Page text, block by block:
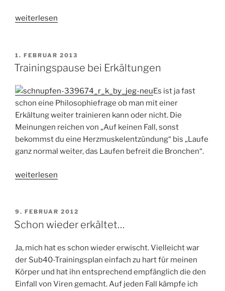
„Das
nichts
mit
weiterlesen
VERÖFFENTLICHT
AM
1. FEBRUAR 2013
Trainingspause bei Erkältungen
Es ist ja fast
schon eine Philosophiefrage ob man mit einer
Erkältung weiter trainieren kann oder nicht. Die
Meinungen reichen von „Auf keinen Fall, sonst
bekommst du eine Herzmuskelentzündung“ bis „Laufe
ganz normal weiter, das Laufen befreit die Bronchen“.
„Trainingspause
weiterlesen
VERÖFFENTLICHT
AM
9. FEBRUAR 2012
Schon wieder erkältet…
Ja, mich hat es schon wieder erwischt. Vielleicht war
der Sub40-Trainingsplan einfach zu hart für meinen
Körper und hat ihn entsprechend empfänglich die den
Einfall von Viren gemacht. Auf jeden Fall kämpfe ich